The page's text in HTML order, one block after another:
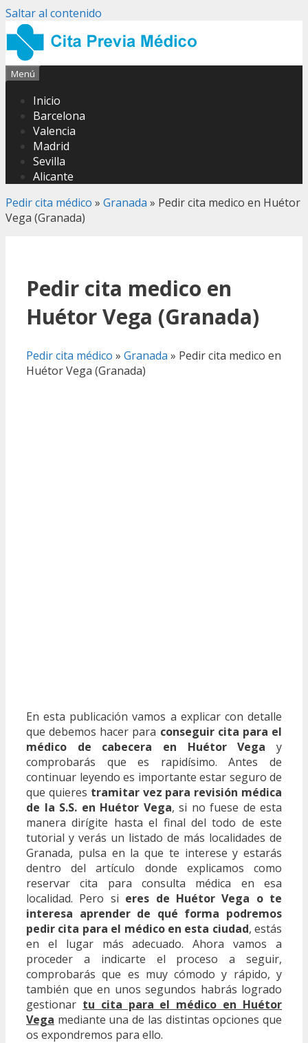
Saltar al contenido
Menú
Inicio
Barcelona
Valencia
Madrid
Sevilla
Alicante
Pedir cita médico » Granada » Pedir cita medico en Huétor
Vega (Granada)
Pedir cita medico en
Huétor Vega (Granada)
Pedir cita médico » Granada » Pedir cita medico en
Huétor Vega (Granada)
En esta publicación vamos a explicar con detalle
que debemos hacer para conseguir cita para el
médico de cabecera en Huétor Vega y
comprobarás que es rapidísimo. Antes de
continuar leyendo es importante estar seguro de
que quieres tramitar vez para revisión médica
de la S.S. en Huétor Vega, si no fuese de esta
manera dirígite hasta el final del todo de este
tutorial y verás un listado de más localidades de
Granada, pulsa en la que te interese y estarás
dentro del artículo donde explicamos como
reservar cita para consulta médica en esa
localidad. Pero si eres de Huétor Vega o te
interesa aprender de qué forma podremos
pedir cita para el médico en esta ciudad, estás
en el lugar más adecuado. Ahora vamos a
proceder a indicarte el proceso a seguir,
comprobarás que es muy cómodo y rápido, y
también que en unos segundos habrás logrado
gestionar tu cita para el médico en Huétor
Vega mediante una de las distintas opciones que
os expondremos para ello.